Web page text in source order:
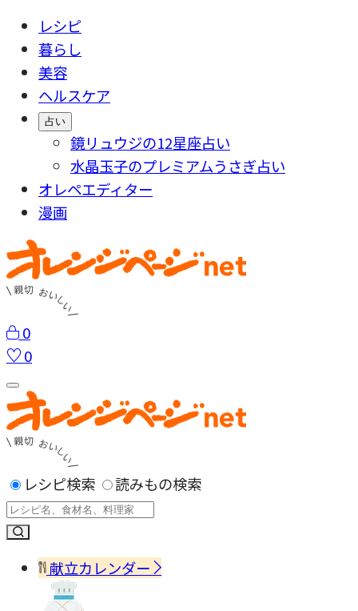
レシピ
暮らし
美容
ヘルスケア
占い
鏡リュウジの12星座占い
水晶玉子のプレミアムうさぎ占い
オレペエディター
漫画
0
0
レシピ検索 読みもの検索
献立カレンダー